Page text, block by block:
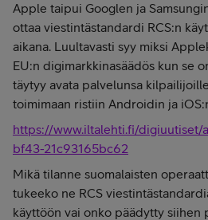
Apple taipui Googlen ja
ottaa viestintästandardi RCS:n
aikana. Luultavasti syy miksi
EU:n digimarkkinasäädös kun se
täytyy avata palvelunsa
toimimaan ristiin Androidin ja
https://www.iltalehti.fi/
bf43-21c93165bc62
Mikä tilanne suomalaisten
tukeeko ne RCS
käyttöön vai onko päädytty siihen